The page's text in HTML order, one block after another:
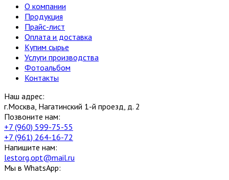
О компании
Продукция
Прайс-лист
Оплата и доставка
Купим сырье
Услуги производства
Фотоальбом
Контакты
Наш адрес:
г.Москва, Нагатинский 1-й проезд, д. 2
Позвоните нам:
+7 (960) 599-75-55
+7 (961) 264-16-72
Напишите нам:
lestorg.opt@mail.ru
Мы в WhatsApp: